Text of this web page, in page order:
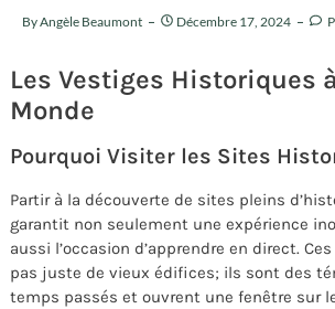
ByAngèle Beaumont Décembre 17, 2024
Les Vestiges Historiques
Monde
Pourquoi Visiter les Sites
Partir à la découverte de sites pleins
garantit non seulement une expérience
aussi l’occasion d’apprendre en direct.
pas juste de vieux édifices; ils sont des
temps passés et ouvrent une fenêtre sur